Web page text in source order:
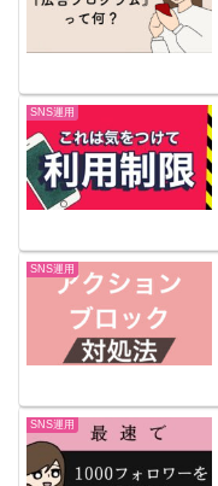
SNS運用
SNS運用
SNS運用